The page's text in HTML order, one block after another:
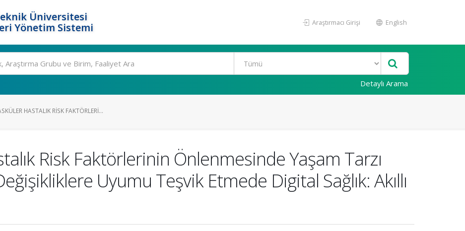
Üniversitesi
Yönetim Sistemi
Araştırmacı Girişi English
Detaylı Arama
HASTALIK RISK FAKTÖRLERI...
Risk Faktörlerinin Önlenmesinde Yaşam Tarzı
Uyumu Teşvik Etmede Digital Sağlık: Akıllı